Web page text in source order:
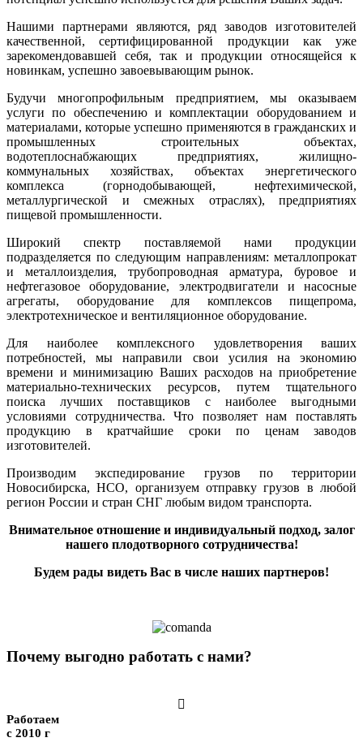
Нашими партнерами являются, ряд заводов изготовителей
качественной, сертифицированной продукции как уже
зарекомендовавшей себя, так и продукции относящейся к
новинкам, успешно завоевывающим рынок.
Будучи многопрофильным предприятием, мы оказываем
услуги по обеспечению и комплектации оборудованием и
материалами, которые успешно применяются в гражданских и
промышленных строительных объектах,
водотеплоснабжающих предприятиях, жилищно-
коммунальных хозяйствах, объектах энергетического
комплекса (горнодобывающей, нефтехимической,
металлургической и смежных отраслях), предприятиях
пищевой промышленности.
Широкий спектр поставляемой нами продукции
подразделяется по следующим направлениям: металлопрокат
и металлоизделия, трубопроводная арматура, буровое и
нефтегазовое оборудование, электродвигатели и насосные
агрегаты, оборудование для комплексов пищепрома,
электротехническое и вентиляционное оборудование.
Для наиболее комплексного удовлетворения ваших
потребностей, мы направили свои усилия на экономию
времени и минимизацию Ваших расходов на приобретение
материально-технических ресурсов, путем тщательного
поиска лучших поставщиков с наиболее выгодными
условиями сотрудничества. Что позволяет нам поставлять
продукцию в кратчайшие сроки по ценам заводов
изготовителей.
Производим экспедирование грузов по территории
Новосибирска, НСО, организуем отправку грузов в любой
регион России и стран СНГ любым видом транспорта.
Внимательное отношение и индивидуальный подход, залог
нашего плодотворного сотрудничества!
Будем рады видеть Вас в числе наших партнеров!
Почему выгодно работать с нами?

Работаем
с 2010 г